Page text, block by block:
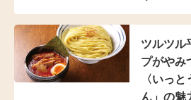
ツルツル
プがやみ
〈いっ
ん」の魅